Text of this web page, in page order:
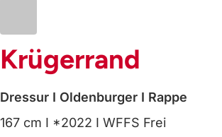
Krügerrand
Dressur I Oldenburger I Rappe
167 cm I *2022 I WFFS Frei